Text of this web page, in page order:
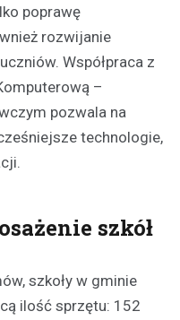
poprawę
rozwijanie
Współpraca z
–
pozwala na
technologie,
szkół
szkoły w gminie
ilość sprzętu: 152